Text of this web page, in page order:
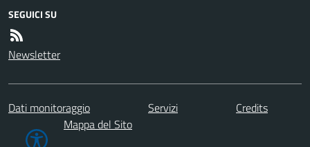
SEGUICI SU
Newsletter
Dati monitoraggio Servizi
Credits
Mappa del Sito